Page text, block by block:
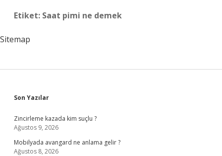
Etiket: Saat pimi ne demek
Sitemap
Sidebar
Son Yazılar
Zincirleme kazada kim suçlu ?
Ağustos 9, 2026
Mobilyada avangard ne anlama gelir ?
Ağustos 8, 2026